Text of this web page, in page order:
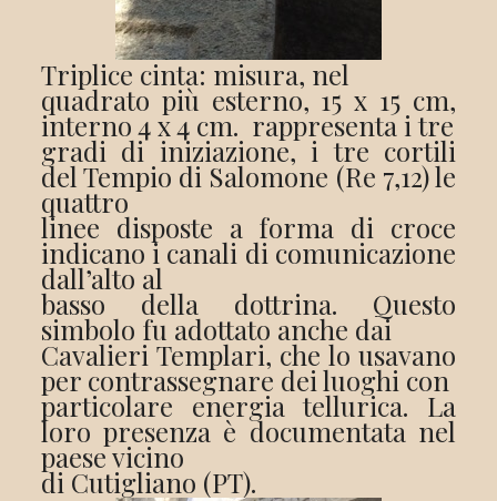
Triplice cinta: misura, nel
quadrato più esterno, 15 x 15 cm,
interno 4 x 4 cm. rappresenta i tre
gradi di iniziazione, i tre cortili
del Tempio di Salomone (Re 7,12) le
quattro
linee disposte a forma di croce
indicano i canali di comunicazione
dall’alto al
basso della dottrina. Questo
simbolo fu adottato anche dai
Cavalieri Templari, che lo usavano
per contrassegnare dei luoghi con
particolare energia tellurica. La
loro presenza è documentata nel
paese vicino
di Cutigliano (PT).